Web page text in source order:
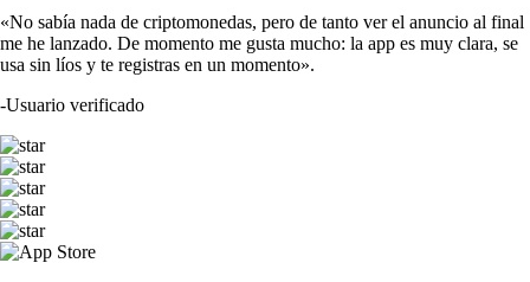
«No sabía nada de criptomonedas, pero de tanto ver el anuncio al final
me he lanzado. De momento me gusta mucho: la app es muy clara, se
usa sin líos y te registras en un momento».
-Usuario verificado